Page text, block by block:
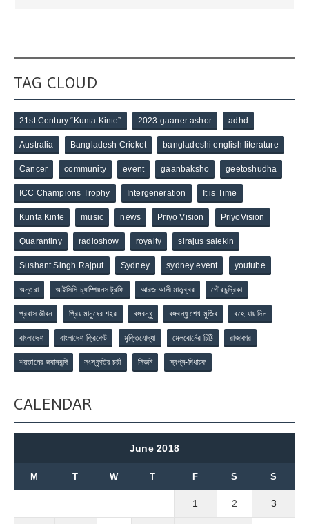
TAG CLOUD
21st Century “Kunta Kinte” 2023 gaaner ashor adhd
Australia Bangladesh Cricket bangladeshi english literature
Cancer community event gaanbaksho geetoshudha
ICC Champions Trophy Intergeneration It is Time
Kunta Kinte music news Priyo Vision PriyoVision
Quarantiny radioshow royalty sirajus salekin
Sushant Singh Rajput Sydney sydney event youtube
অন্তরা আইসিসি চ্যাম্পিয়নস ট্রফি আরজ আলী মাতুব্বর গৌরচন্দ্রিকা
প্রবাস জীবন প্রিয় মানুষের শহর বঙ্গবন্ধু বঙ্গবন্ধু শেখ মুজিব বহে যায় দিন
বাংলাদেশ বাংলাদেশ ক্রিকেট মুক্তিযোদ্ধা মেলবোর্নের চিঠি রাজাকার
শয়তানের জবানবন্দি সংস্কৃতির চর্চা সিডনি স্বপ্ন-বিধায়ক
CALENDAR
June 2018
M T W T F S S
1 2 3